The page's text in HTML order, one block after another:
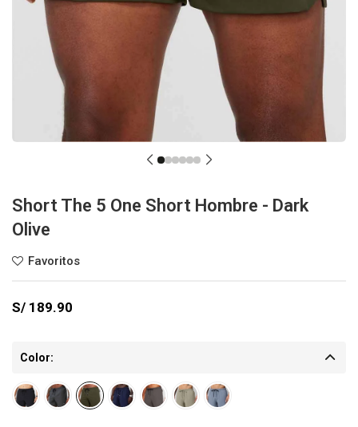
Short The 5 One Short Hombre - Dark
Olive
S/ 189.90
Color: